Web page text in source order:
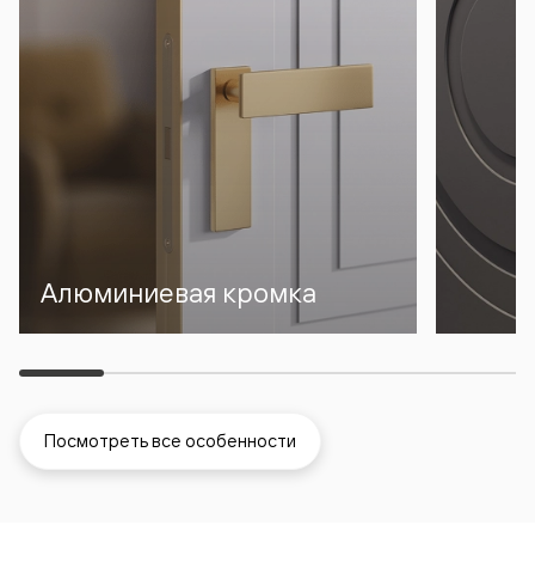
Алюминиевая кромка
Посмотреть все особенности